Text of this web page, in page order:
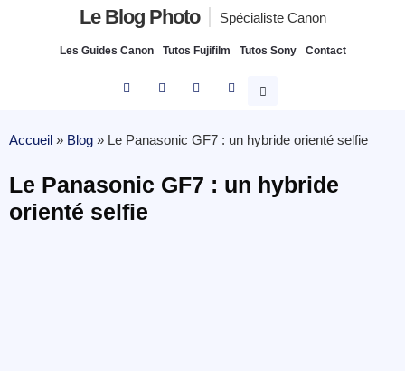
Le Blog Photo Spécialiste Canon
Les Guides Canon Tutos Fujifilm Tutos Sony Contact
Accueil » Blog » Le Panasonic GF7 : un hybride orienté selfie
Le Panasonic GF7 : un hybride
orienté selfie